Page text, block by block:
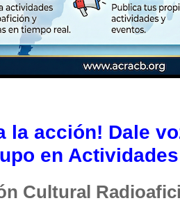
la acción! Dale
en
Cultural